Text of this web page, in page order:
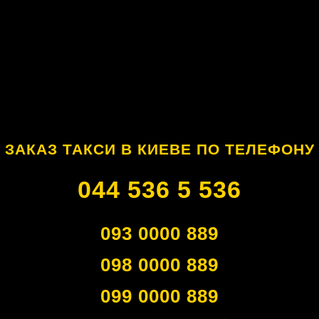
ЗАКАЗ ТАКСИ В КИЕВЕ ПО ТЕЛЕФОНУ
044 536 5 536
093 0000 889
098 0000 889
099 0000 889